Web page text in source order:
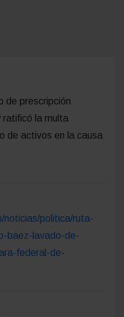
de prescripción
la multa
de activos en la causa
noticias/politica/ruta-
baez-lavado-de-
federal-de-